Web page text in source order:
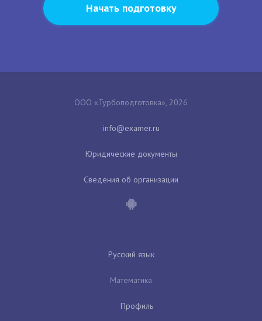
Начать подготовку
ООО «Турбоподготовка», 2026
Юридические документы
Сведения об организации
Русский язык
Математика
Профиль